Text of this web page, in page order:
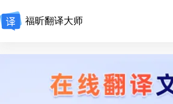
福昕翻译大师